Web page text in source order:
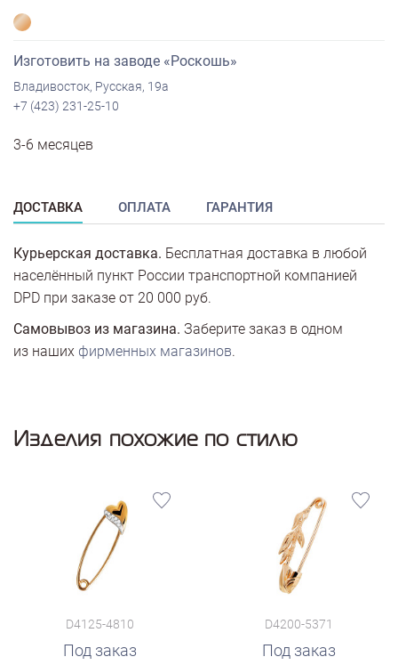
Изготовить на заводе «Роскошь»
Владивосток, Русская, 19а
+7 (423) 231-25-10
3-6 месяцев
ДОСТАВКА ОПЛАТА ГАРАНТИЯ
Курьерская доставка. Бесплатная доставка в любой
населённый пункт России транспортной компанией
DPD при заказе от 20 000 руб.
Самовывоз из магазина. Заберите заказ в одном
из наших фирменных магазинов.
Изделия похожие по стилю
D4125-4810
Под заказ
D4200-5371
Под заказ